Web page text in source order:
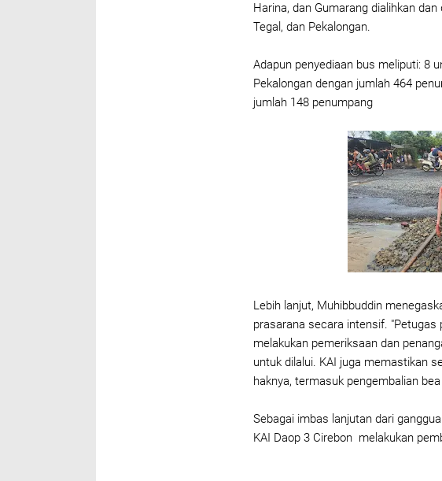
Harina, dan Gumarang dialihkan
Tegal, dan Pekalongan.
Adapun penyediaan bus meliputi: 8
Pekalongan dengan jumlah 464
jumlah 148 penumpang
Lebih lanjut, Muhibbuddin
prasarana secara intensif. "Petugas
melakukan pemeriksaan dan
untuk dilalui. KAI juga memastikan
haknya, termasuk pengembalian
Sebagai imbas lanjutan dari
KAI Daop 3 Cirebon melakukan